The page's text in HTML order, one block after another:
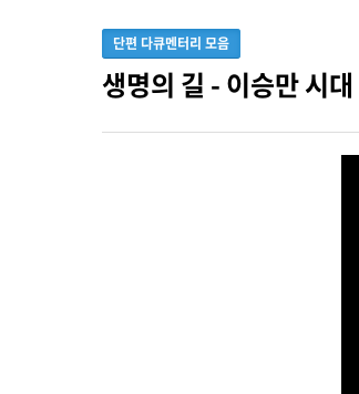
단편 다큐멘터리 모음
생명의 길 - 이승만 시